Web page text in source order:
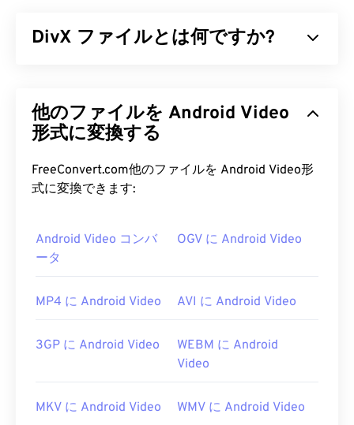
DivX ファイルとは何ですか?
Format（DMF） と呼ばれるオプションのメディア
コンテナーが含まれています。DMFは、チャプタ
ュー、複数のオーディオトラック、複数のビデオス
トリーム、メタデータ（
DivX ファイルを開くにはどうすれ
ばいいですか?
デフォルトでは、DivXは DivXプレーヤー で開きま
スやオペレーティングシステム（OS）で動作しま
す。VLC
メディアプレーヤーや Elmedia
「DivX」は、時代遅れのビデオレンタルシステム
他のファイルを Android Video
形式に変換する
FreeConvert.com他のファイルを Android Video形
式に変換できます:
Android Video コンバ
ータ
OGV に Android Video
MP4 に Android Video AVI に Android Video
3GP に Android Video
WEBM に Android
Video
MKV に Android Video WMV に Android Video